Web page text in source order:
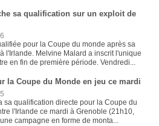
sa qualification sur un exploit de
pour la Coupe du monde après sa
l'Irlande. Melvine Malard a inscrit l'unique
en fin de première période. Vendredi...
la Coupe du Monde en jeu ce mardi
sa qualification directe pour la Coupe du
l'Irlande ce mardi à Grenoble (21h10,
campagne en forme de monta...